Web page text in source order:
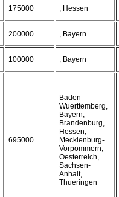
175000 , Hessen
200000 , Bayern
100000 , Bayern
695000
Baden-
Wuerttemberg,
Bayern,
Brandenburg,
Hessen,
Mecklenburg-
Vorpommern,
Oesterreich,
Sachsen-
Anhalt,
Thueringen